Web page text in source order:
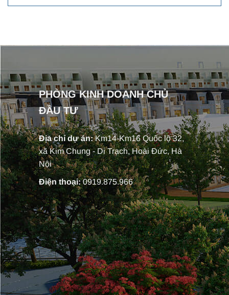
PHÒNG KINH DOANH CHỦ
ĐẦU TƯ
Địa chỉ dự án:Km14-Km16 Quốc lộ 32,
xã Kim Chung - Di Trạch, Hoài Đức, Hà
Nội
Điện thoại:0919.875.966